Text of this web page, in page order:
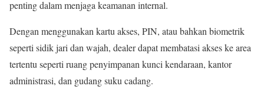
penting dalam menjaga keamanan internal.
Dengan menggunakan kartu akses, PIN, atau bahkan biometrik
seperti sidik jari dan wajah, dealer dapat membatasi akses ke area
tertentu seperti ruang penyimpanan kunci kendaraan, kantor
administrasi, dan gudang suku cadang.